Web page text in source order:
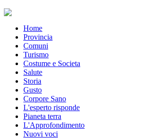
Home
Provincia
Comuni
Turismo
Costume e Societa
Salute
Storia
Gusto
Corpore Sano
L'esperto risponde
Pianeta terra
L'Approfondimento
Nuovi voci